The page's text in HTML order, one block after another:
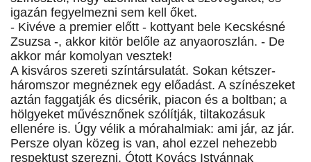
igazán fegyelmezni sem kell őket.
- Kivéve a premier előtt - kottyant bele Kecskésné
Zsuzsa -, akkor kitör belőle az anyaoroszlán. - De
akkor már komolyan vesztek!
A kisváros szereti színtársulatát. Sokan kétszer-
háromszor megnéznek egy előadást. A színészeket
aztán faggatják és dicsérik, piacon és a boltban; a
hölgyeket művésznőnek szólítják, tiltakozásuk
ellenére is. Úgy vélik a mórahalmiak: ami jár, az jár.
Persze olyan közeg is van, ahol ezzel nehezebb
respektust szerezni. Ótott Kovács Istvánnak